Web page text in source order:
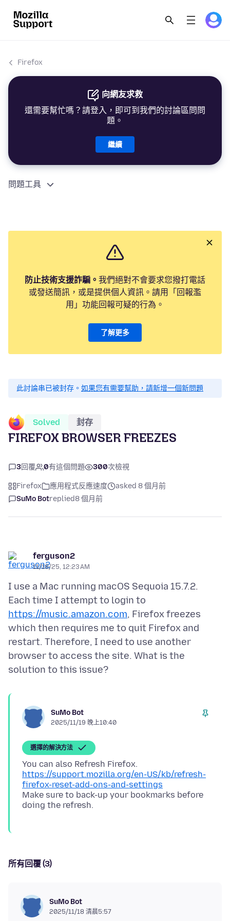
Firefox
向網友求救
還需要幫忙嗎？請登入，即可到我們的討論區問問
題。
繼續
問題工具
防止技術支援詐騙。 我們絕對不會要求您撥打電話
或發送簡訊，或是提供個人資訊。請用「回報濫
用」功能回報可疑的行為。
了解更多
此討論串已被封存。 如果您有需要幫助，請新增一個新問題
Solved 封存
FIREFOX BROWSER FREEZES
3回覆 0有這個問題 300次檢視
Firefox 應用程式反應速度
asked 8 個月前
SuMo Botreplied8 個月前
ferguson2
11/18/25, 12:23 AM
I use a Mac running macOS Sequoia 15.7.2.
Each time I attempt to login to
https://music.amazon.com, Firefox freezes
which then requires me to quit Firefox and
restart. Therefore, I need to use another
browser to access the site. What is the
SuMo Bot
2025/11/19 晚上10:40
選擇的解決方法
You can also Refresh Firefox.
https://support.mozilla.org/en-US/kb/refresh-
firefox-reset-add-ons-and-settings
Make sure to back-up your bookmarks before
所有回覆 (3)
SuMo Bot
2025/11/18 清晨5:57